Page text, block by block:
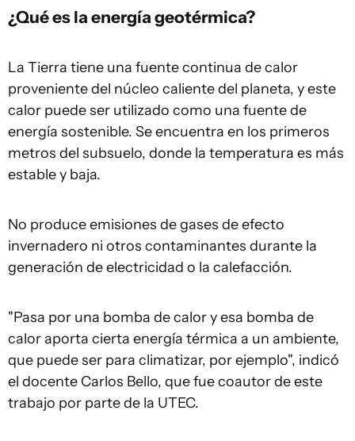
¿Qué es la energía geotérmica?
La Tierra tiene una fuente continua de calor
proveniente del núcleo caliente del planeta, y este
calor puede ser utilizado como una fuente de
energía sostenible. Se encuentra en los primeros
metros del subsuelo, donde la temperatura es más
estable y baja.
No produce emisiones de gases de efecto
invernadero ni otros contaminantes durante la
generación de electricidad o la calefacción.
"Pasa por una bomba de calor y esa bomba de
calor aporta cierta energía térmica a un ambiente,
que puede ser para climatizar, por ejemplo", indicó
el docente Carlos Bello, que fue coautor de este
trabajo por parte de la UTEC.